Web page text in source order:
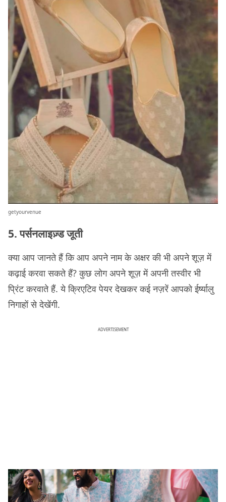
getyourvenue
5. पर्सनलाइज़्ड जूती
क्या आप जानते हैं कि आप अपने नाम के अक्षर की भी अपने शूज़ में
कढ़ाई करवा सकते हैं? कुछ लोग अपने शूज़ में अपनी तस्वीर भी
प्रिंट करवाते हैं. ये क्रिएटिव पेयर देखकर कई नज़रें आपको ईर्ष्यालु
निगाहों से देखेंगी.
ADVERTISEMENT